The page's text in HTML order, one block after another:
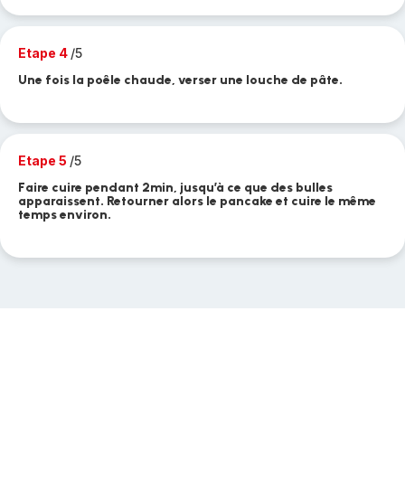
Etape 4 /5
Une fois la poêle chaude, verser une louche de pâte.
Etape 5 /5
Faire cuire pendant 2min, jusqu’à ce que des bulles
apparaissent. Retourner alors le pancake et cuire le même
temps environ.